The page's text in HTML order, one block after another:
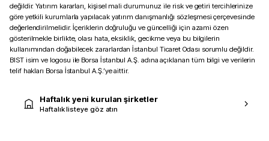
değildir. Yatırım kararları, kişisel mali durumunuz ile risk ve getiri tercihlerinize
göre yetkili kurumlarla yapılacak yatırım danışmanlığı sözleşmesi çerçevesinde
değerlendirilmelidir. İçeriklerin doğruluğu ve güncelliği için azami özen
gösterilmekle birlikte, olası hata, eksiklik, gecikme veya bu bilgilerin
kullanımından doğabilecek zararlardan İstanbul Ticaret Odası sorumlu değildir.
BIST isim ve logosu ile Borsa İstanbul A.Ş. adına açıklanan tüm bilgi ve verilerin
telif hakları Borsa İstanbul A.Ş.’ye aittir.
Haftalık yeni kurulan şirketler
Haftalık listeye göz atın